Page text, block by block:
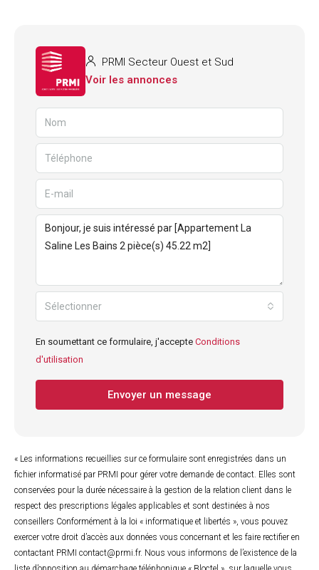
PRMI Secteur Ouest et Sud
Voir les annonces
Sélectionner
En soumettant ce formulaire, j'accepte Conditions
d'utilisation
Envoyer un message
« Les informations recueillies sur ce formulaire sont enregistrées dans un
fichier informatisé par PRMI pour gérer votre demande de contact. Elles sont
conservées pour la durée nécessaire à la gestion de la relation client dans le
respect des prescriptions légales applicables et sont destinées à nos
conseillers Conformément à la loi « informatique et libertés », vous pouvez
exercer votre droit d’accès aux données vous concernant et les faire rectifier en
contactant PRMI contact@prmi.fr. Nous vous informons de l’existence de la